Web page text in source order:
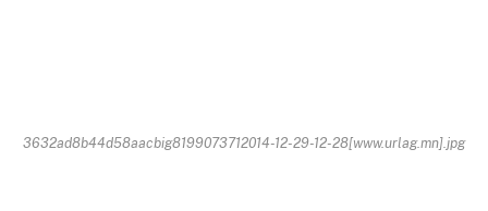
3632ad8b44d58aacbig8199073712014-12-29-12-28[www.urlag.mn].jpg